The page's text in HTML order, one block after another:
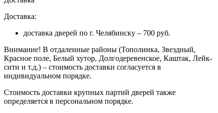
Доставка:
доставка дверей по г. Челябинску – 700 руб.
Внимание! В отдаленные районы (Тополинка, Звездный,
Красное поле, Белый хутор, Долгодеревенское, Каштак, Лейк-
сити и т.д.) – стоимость доставки согласуется в
индивидуальном порядке.
Стоимость доставки крупных партий дверей также
определяется в персональном порядке.